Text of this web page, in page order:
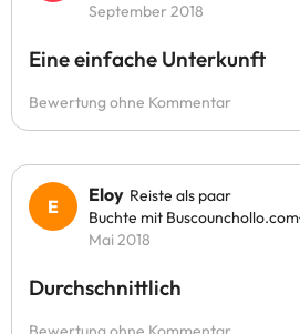
September 2018
Eine einfache Unterkunft
Bewertung ohne Kommentar
Eloy Reiste als paar
Buchte mit Buscounchollo.com
Mai 2018
Durchschnittlich